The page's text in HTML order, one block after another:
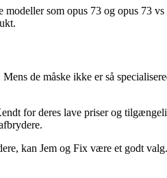
som opus 73 og opus 73
de måske ikke er så
for deres lave priser og
kan Jem og Fix være et godt